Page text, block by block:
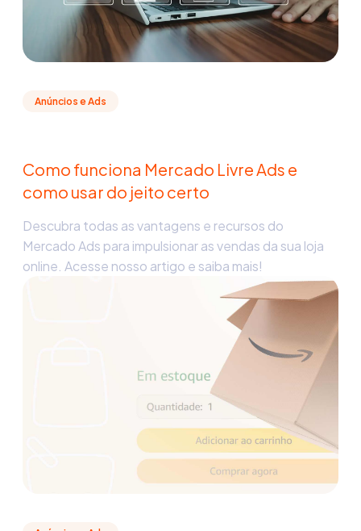
Anúncios e Ads
Como funciona Mercado Livre Ads e
como usar do jeito certo
Descubra todas as vantagens e recursos do
Mercado Ads para impulsionar as vendas da sua loja
online. Acesse nosso artigo e saiba mais!